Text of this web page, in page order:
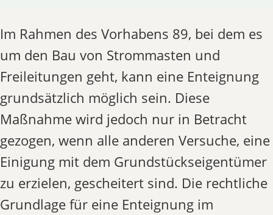
Im Rahmen des Vorhabens 89, bei dem es
um den Bau von Strommasten und
Freileitungen geht, kann eine Enteignung
grundsätzlich möglich sein. Diese
Maßnahme wird jedoch nur in Betracht
gezogen, wenn alle anderen Versuche, eine
Einigung mit dem Grundstückseigentümer
zu erzielen, gescheitert sind. Die rechtliche
Grundlage für eine Enteignung im